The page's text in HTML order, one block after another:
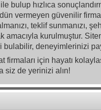
bulup hızlıca
vermeyen güvenilir
teklif sunmanızı,
kurulmuştur.
bulabilir, deneyimlerinizi
firmaları için hayatı
siz de yerinizi alın!